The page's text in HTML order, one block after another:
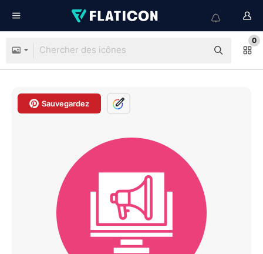
0
Sauvegardez